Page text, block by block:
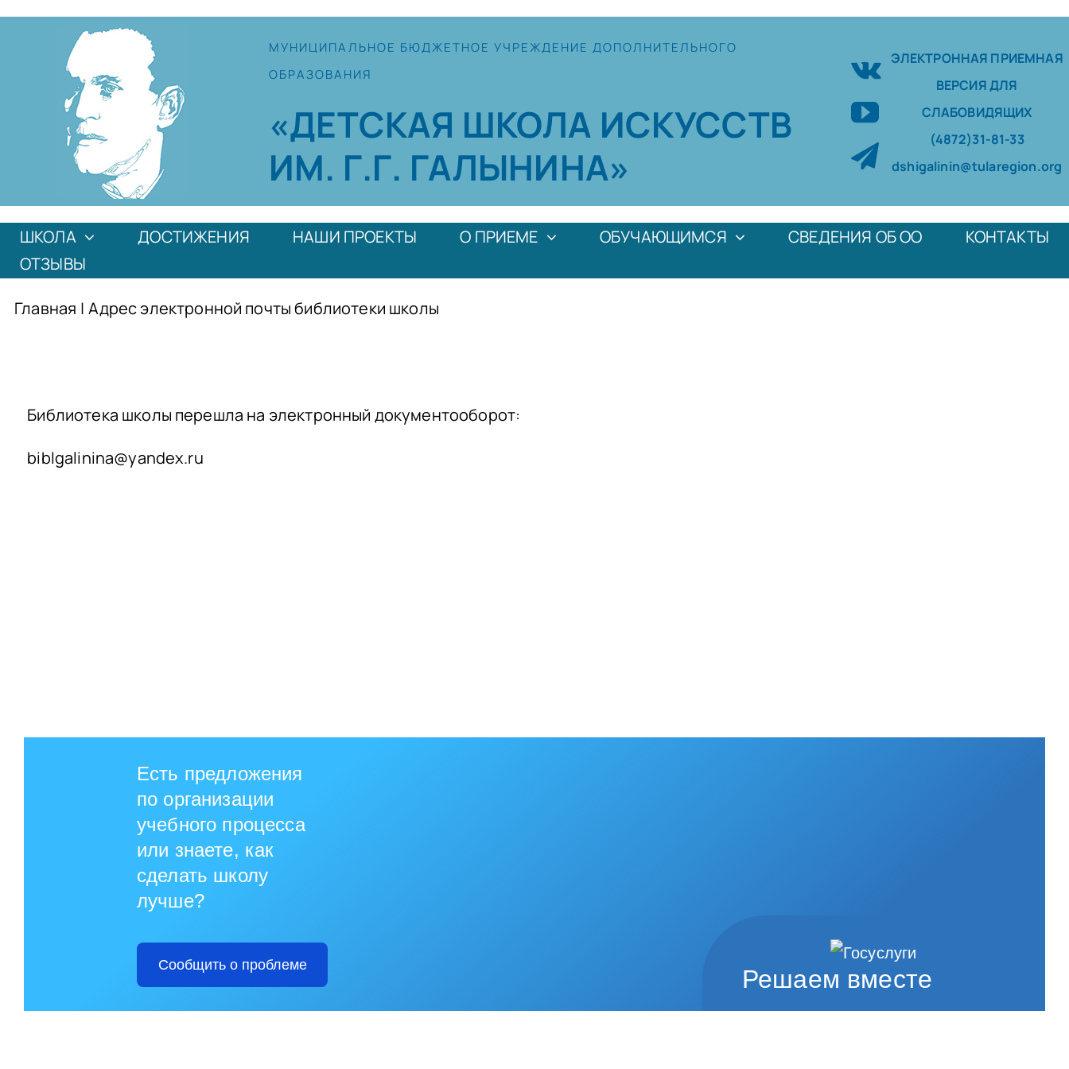
Skip
МУНИЦИПАЛЬНОЕ БЮДЖЕТНОЕ УЧРЕЖДЕНИЕДОПОЛНИТЕЛЬНОГО
ОБРАЗОВАНИЯ
«ДЕТСКАЯ ШКОЛА ИСКУССТВ
ИМ. Г.Г. ГАЛЫНИНА»
ЭЛЕКТРОННАЯ ПРИЕМНАЯ
ВЕРСИЯ ДЛЯ
СЛАБОВИДЯЩИХ
(4872)31-81-33
dshigalinin@tularegion.org
ШКОЛА ДОСТИЖЕНИЯ НАШИ ПРОЕКТЫ О ПРИЕМЕ ОБУЧАЮЩИМСЯ СВЕДЕНИЯ ОБ ОО
КОНТАКТЫ
ОТЗЫВЫ
Главная | Адрес электронной почты библиотеки школы
Библиотека школы перешла на электронный документооборот:
biblgalinina@yandex.ru
Решаем вместе
Есть предложения
по организации
учебного процесса
или знаете, как
сделать школу
лучше?
Сообщить о проблеме